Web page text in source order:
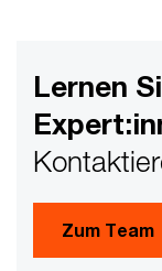
Lernen
Zum Team